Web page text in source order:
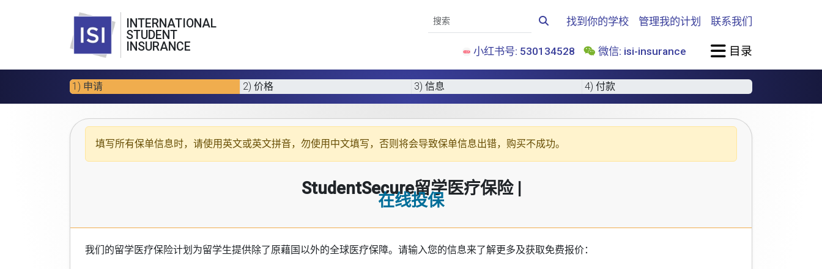
INTERNATIONAL
STUDENT
INSURANCE
找到你的学校 管理我的计划 联系我们
小红书号: 530134528 微信: isi-insurance 目录
1) 申请 2) 价格 3) 信息 4) 付款
填写所有保单信息时，请使用 英文或英文拼音，勿使用中文填写，否则将会导致保单信息出错，购买不成功。
StudentSecure留学医疗保险 |
在线投保
我们的留学医疗保险计划 为留学生提供除了原藉国以外的全球医疗保障。请输入您的信息来了解更多及获取免费报价：